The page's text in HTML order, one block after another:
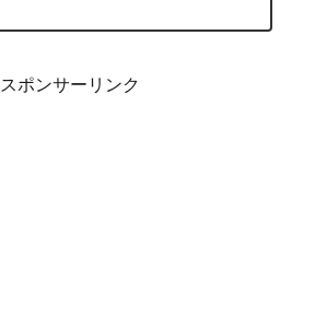
スポンサーリンク